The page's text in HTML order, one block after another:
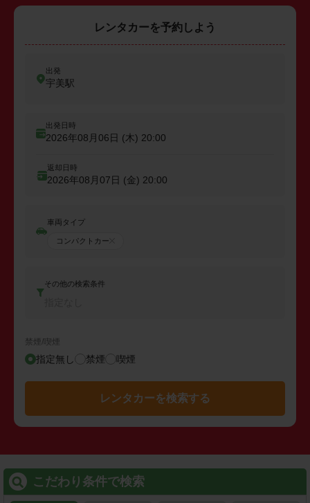
レンタカーを予約しよう
出発
宇美駅
出発日時
2026年08月06日 (木) 20:00
返却日時
2026年08月07日 (金) 20:00
車両タイプ
コンパクトカー
その他の検索条件
禁煙/喫煙
指定無し 禁煙 喫煙
レンタカーを検索する
こだわり条件で検索